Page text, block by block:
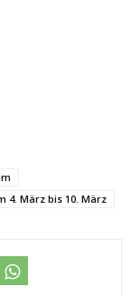
4. März bis 10. März